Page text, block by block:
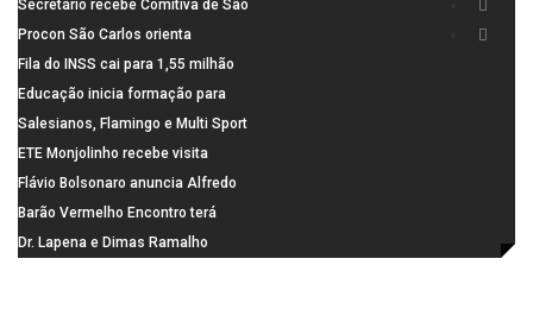
(06), uma programação especial
para os seus 160 anos de história.
Secretário recebe Comitiva de São
Carlos para debater investimentos
em rodovias
Procon São Carlos orienta
consumidores sobre cuidados
nas compras para o Dia dos Pais
Fila do INSS cai para 1,55 milhão
em julho, com alta de 66,5% nos
pedidos negados em 2026
Educação inicia formação para
elaboração do novo Plano
Municipal
Salesianos, Flamingo e Multi Sport
vão representar São Carlos no
campeonato Estadual
ETE Monjolinho recebe visita
científica da FAPESP
Flávio Bolsonaro anuncia Alfredo
Gaspar, relator da comissão do
INSS, como vice
Barão Vermelho Encontro terá
data extra em Belo Horizonte
Dr. Lapena e Dimas Ramalho